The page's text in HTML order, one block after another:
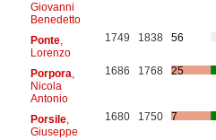
Giovanni
Benedetto
Ponte,
Lorenzo
1749 1838 56
Porpora
Nicola
Antonio
1686 1768 25
Porsile,
Giuseppe
1680 1750 7